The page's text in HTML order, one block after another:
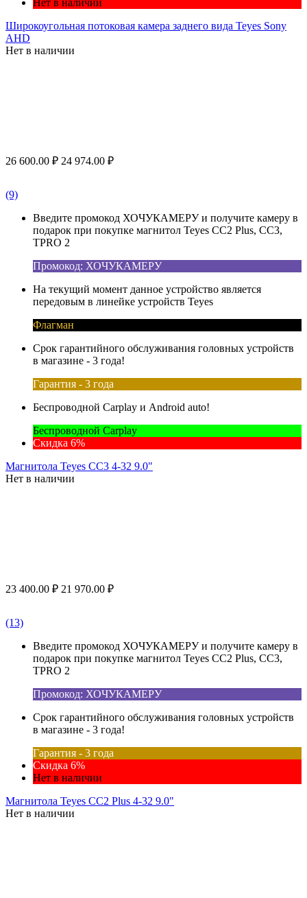
Широкоугольная потоковая камера заднего вида Teyes Sony
AHD
Нет в наличии
26 600.00 ₽ 24 974.00 ₽
(9)
Введите промокод ХОЧУКАМЕРУ и получите камеру в
подарок при покупке магнитол Teyes CC2 Plus, CC3,
TPRO 2
Промокод: ХОЧУКАМЕРУ
На текущий момент данное устройство является
передовым в линейке устройств Teyes
Флагман
Срок гарантийного обслуживания головных устройств
в магазине - 3 года!
Гарантия - 3 года
Беспроводной Carplay и Android auto!
Беспроводной Carplay
Скидка 6%
Магнитола Teyes CC3 4-32 9.0"
Нет в наличии
23 400.00 ₽ 21 970.00 ₽
(13)
Введите промокод ХОЧУКАМЕРУ и получите камеру в
подарок при покупке магнитол Teyes CC2 Plus, CC3,
TPRO 2
Промокод: ХОЧУКАМЕРУ
Срок гарантийного обслуживания головных устройств
в магазине - 3 года!
Гарантия - 3 года
Скидка 6%
Нет в наличии
Магнитола Teyes CC2 Plus 4-32 9.0"
Нет в наличии